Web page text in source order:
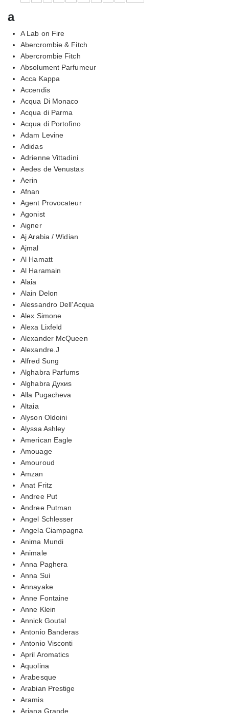
a
A Lab on Fire
Abercrombie & Fitch
Abercrombie Fitch
Absolument Parfumeur
Acca Kappa
Accendis
Acqua Di Monaco
Acqua di Parma
Acqua di Portofino
Adam Levine
Adidas
Adrienne Vittadini
Aedes de Venustas
Aerin
Afnan
Agent Provocateur
Agonist
Aigner
Aj Arabia / Widian
Ajmal
Al Hamatt
Al Haramain
Alaia
Alain Delon
Alessandro Dell'Acqua
Alex Simone
Alexa Lixfeld
Alexander McQueen
Alexandre.J
Alfred Sung
Alghabra Parfums
Alghabra Духиs
Alla Pugacheva
Altaia
Alyson Oldoini
Alyssa Ashley
American Eagle
Amouage
Amouroud
Amzan
Anat Fritz
Andree Put
Andree Putman
Angel Schlesser
Angela Ciampagna
Anima Mundi
Animale
Anna Paghera
Anna Sui
Annayake
Anne Fontaine
Anne Klein
Annick Goutal
Antonio Banderas
Antonio Visconti
April Aromatics
Aquolina
Arabesque
Arabian Prestige
Aramis
Ariana Grande